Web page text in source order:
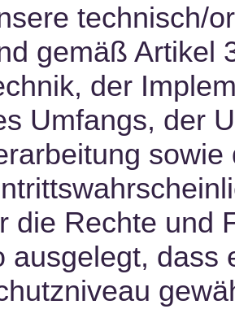
technisch/
gemäß Artikel
der
Umfangs, der
die Rechte und
ausgelegt, dass